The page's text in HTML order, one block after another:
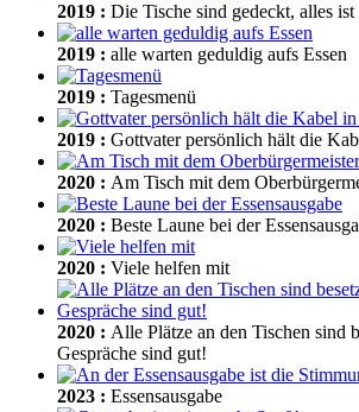
2019 : Die Tische sind gedeckt, alles ist
2019 : alle warten geduldig aufs Essen
2019 : Tagesmenü
2019 : Gottvater persönlich hält die
2020 : Am Tisch mit dem
2020 : Beste Laune bei der
2020 : Viele helfen mit
2020 : Alle Plätze an den Tischen sind
Gespräche sind gut!
2023 : Essensausgabe